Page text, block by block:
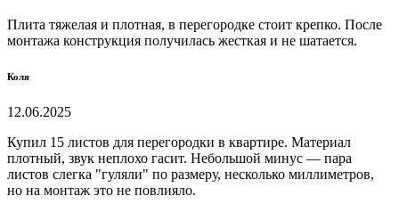
Плита тяжелая и плотная, в перегородке стоит крепко. После
монтажа конструкция получилась жесткая и не шатается.
Коля
12.06.2025
Купил 15 листов для перегородки в квартире. Материал
плотный, звук неплохо гасит. Небольшой минус — пара
листов слегка "гуляли" по размеру, несколько миллиметров,
но на монтаж это не повлияло.